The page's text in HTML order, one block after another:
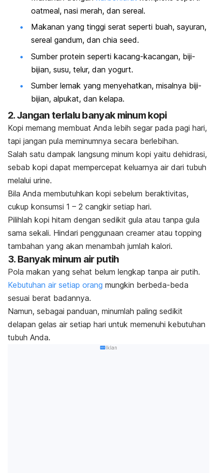
oatmeal, nasi merah, dan sereal.
Makanan yang tinggi serat seperti buah, sayuran,
sereal gandum, dan chia seed.
Sumber protein seperti kacang-kacangan, biji-
bijian, susu, telur, dan yogurt.
Sumber lemak yang menyehatkan, misalnya biji-
bijian, alpukat, dan kelapa.
2. Jangan terlalu banyak minum kopi
Kopi memang membuat Anda lebih segar pada pagi hari,
tapi jangan pula meminumnya secara berlebihan.
Salah satu dampak langsung minum kopi yaitu dehidrasi,
sebab kopi dapat mempercepat keluarnya air dari tubuh
melalui urine.
Bila Anda membutuhkan kopi sebelum beraktivitas,
cukup konsumsi 1 – 2 cangkir setiap hari.
Pilihlah kopi hitam dengan sedikit gula atau tanpa gula
sama sekali. Hindari penggunaan creamer atau topping
tambahan yang akan menambah jumlah kalori.
3. Banyak minum air putih
Pola makan yang sehat belum lengkap tanpa air putih.
Kebutuhan air setiap orang mungkin berbeda-beda
sesuai berat badannya.
Namun, sebagai panduan, minumlah paling sedikit
delapan gelas air setiap hari untuk memenuhi kebutuhan
tubuh Anda.
Iklan